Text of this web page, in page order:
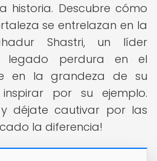
historia. Descubre cómo
se entrelazan en la
Shastri, un líder
legado perdura en el
en la grandeza de su
por su ejemplo.
y déjate cautivar por las
la diferencia!